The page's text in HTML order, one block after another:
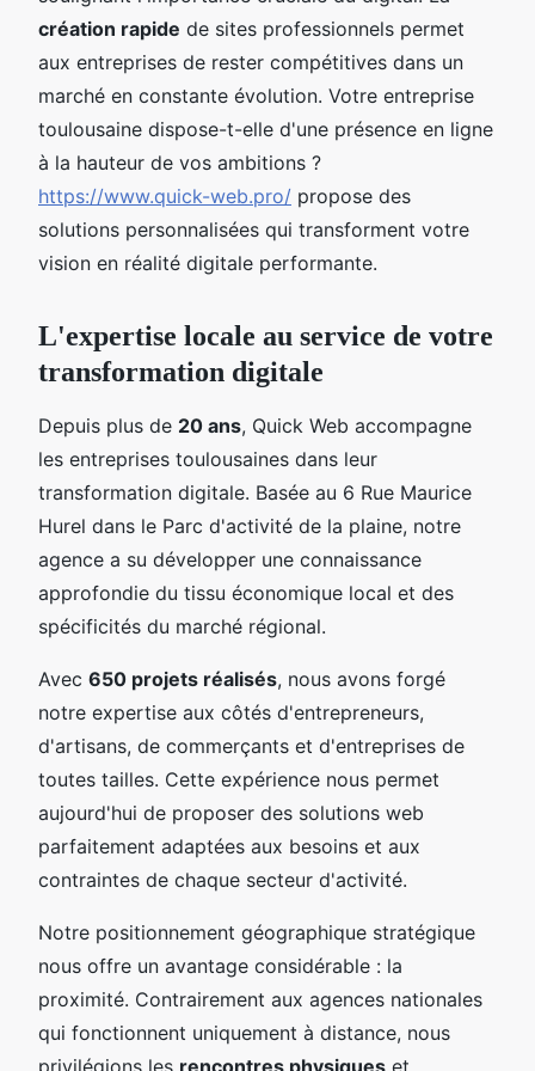
création rapide de sites professionnels permet
aux entreprises de rester compétitives dans un
marché en constante évolution. Votre entreprise
toulousaine dispose-t-elle d'une présence en ligne
à la hauteur de vos ambitions ?
https://www.quick-web.pro/ propose des
solutions personnalisées qui transforment votre
vision en réalité digitale performante.
L'expertise locale au service de votre
transformation digitale
Depuis plus de 20 ans, Quick Web accompagne
les entreprises toulousaines dans leur
transformation digitale. Basée au 6 Rue Maurice
Hurel dans le Parc d'activité de la plaine, notre
agence a su développer une connaissance
approfondie du tissu économique local et des
spécificités du marché régional.
Avec 650 projets réalisés, nous avons forgé
notre expertise aux côtés d'entrepreneurs,
d'artisans, de commerçants et d'entreprises de
toutes tailles. Cette expérience nous permet
aujourd'hui de proposer des solutions web
parfaitement adaptées aux besoins et aux
contraintes de chaque secteur d'activité.
Notre positionnement géographique stratégique
nous offre un avantage considérable : la
proximité. Contrairement aux agences nationales
qui fonctionnent uniquement à distance, nous
privilégions les rencontres physiques et